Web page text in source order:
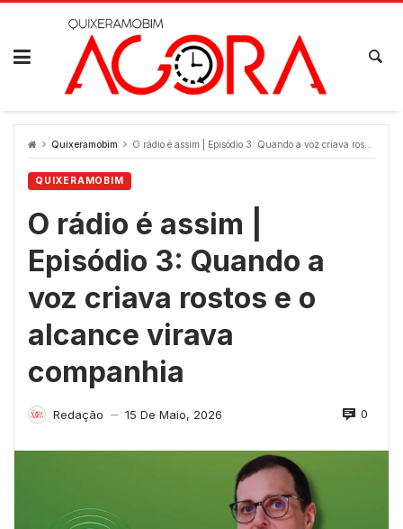
Skip
Quixeramobim O rádio é assim | Episódio 3: Quando a voz criava rostos e o alcance virava companhia
QUIXERAMOBIM
O rádio é assim |
Episódio 3: Quando a
voz criava rostos e o
alcance virava
companhia
Redação — 15 De Maio, 2026 0